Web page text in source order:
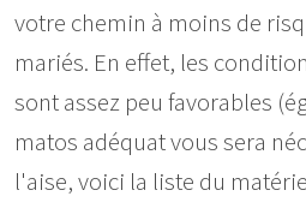
votre chemin à moins de
mariés. En effet, les
sont assez peu favorables
matos adéquat vous sera
l'aise, voici la liste du